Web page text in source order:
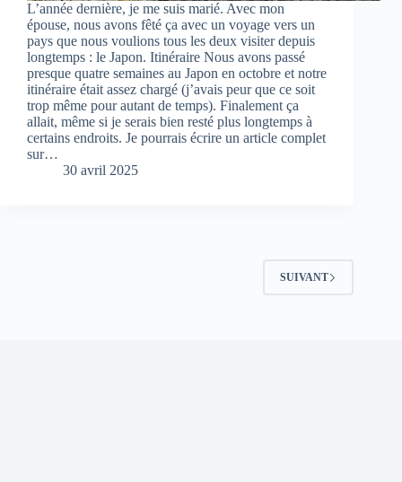
L’année dernière, je me suis marié. Avec mon
épouse, nous avons fêté ça avec un voyage vers un
pays que nous voulions tous les deux visiter depuis
longtemps : le Japon. Itinéraire Nous avons passé
presque quatre semaines au Japon en octobre et notre
itinéraire était assez chargé (j’avais peur que ce soit
trop même pour autant de temps). Finalement ça
allait, même si je serais bien resté plus longtemps à
certains endroits. Je pourrais écrire un article complet
sur…
30 avril 2025
SUIVANT